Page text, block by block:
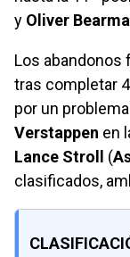
y Oliver
Los abandonos
tras completar
por un
Verstappen en
Lance Stroll (
clasificados,